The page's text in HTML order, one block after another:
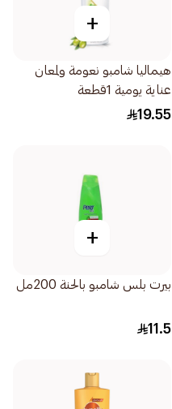
+
هيماليا شامبو نعومة ولمعان
عناية يومية 1قطعة
19.55
+
بيرت بلس شامبو بالحنة 200مل
11.5